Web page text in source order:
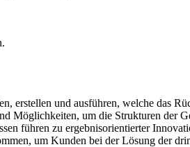
erstellen und ausführen, welche das
Möglichkeiten, um die Strukturen der
führen zu ergebnisorientierter
um Kunden bei der Lösung der